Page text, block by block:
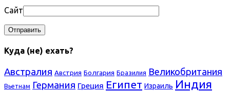
Сайт
Куда (не) ехать?
Австралия Австрия Болгария Бразилия Великобритания
Вьетнам Германия Греция Египет Израиль Индия